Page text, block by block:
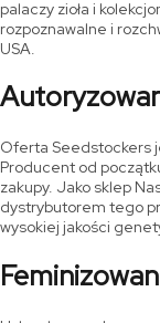
palaczy zioła i
rozpoznawalne i
USA.
Oferta Seedstockers
Producent od
zakupy. Jako sklep
dystrybutorem tego
wysokiej jakości